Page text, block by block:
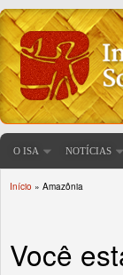
O ISA NOTÍCIAS
Início » Amazônia
Você